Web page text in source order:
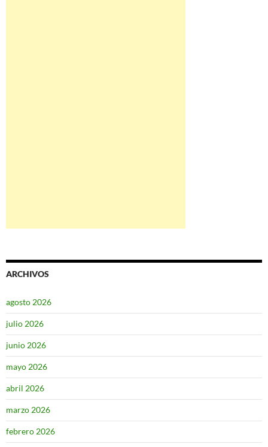
ARCHIVOS
agosto 2026
julio 2026
junio 2026
mayo 2026
abril 2026
marzo 2026
febrero 2026